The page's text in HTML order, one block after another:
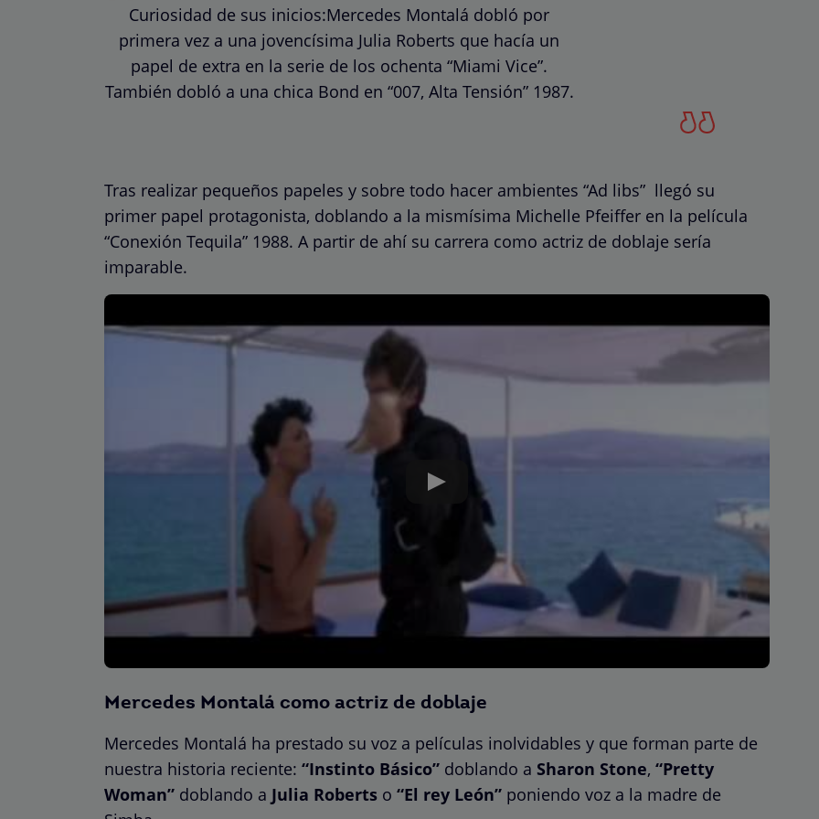
Curiosidad de sus inicios:Mercedes Montalá dobló por
primera vez a una jovencísima Julia Roberts que hacía un
papel de extra en la serie de los ochenta “Miami Vice”.
También dobló a una chica Bond en “007, Alta Tensión” 1987.
Tras realizar pequeños papeles y sobre todo hacer ambientes “Ad libs” llegó su
primer papel protagonista, doblando a la mismísima Michelle Pfeiffer en la película
“Conexión Tequila” 1988. A partir de ahí su carrera como actriz de doblaje sería
imparable.
Mercedes Montalá como actriz de doblaje
Mercedes Montalá ha prestado su voz a películas inolvidables y que forman parte de
nuestra historia reciente: “Instinto Básico” doblando a Sharon Stone, “Pretty
Woman” doblando a Julia Roberts o “El rey León” poniendo voz a la madre de